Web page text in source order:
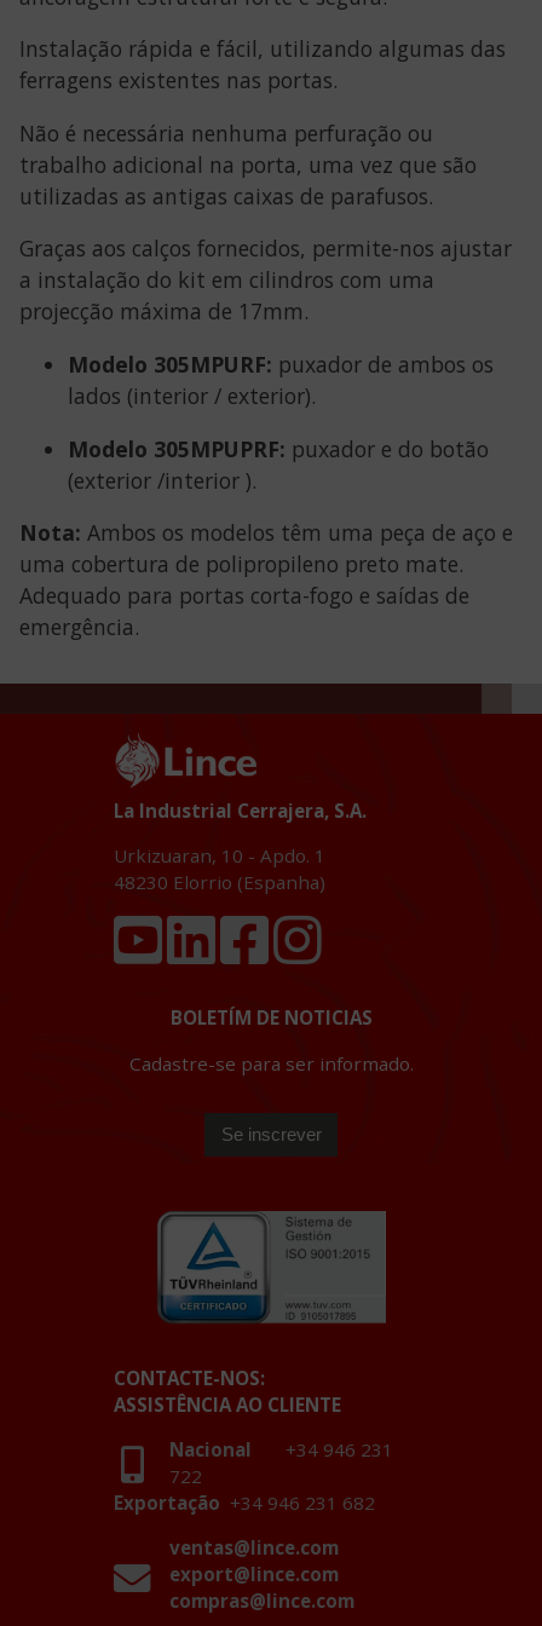
Instalação rápida e fácil, utilizando algumas das
ferragens existentes nas portas.
Não é necessária nenhuma perfuração ou
trabalho adicional na porta, uma vez que são
utilizadas as antigas caixas de parafusos.
Graças aos calços fornecidos, permite-nos ajustar
a instalação do kit em cilindros com uma
projecção máxima de 17mm.
Modelo 305MPURF: puxador de ambos os
lados (interior / exterior).
Modelo 305MPUPRF: puxador e do botão
(exterior /interior ).
Nota: Ambos os modelos têm uma peça de aço e
uma cobertura de polipropileno preto mate.
Adequado para portas corta-fogo e saídas de
emergência.
La Industrial Cerrajera, S.A.
Urkizuaran, 10 - Apdo. 1
48230 Elorrio (Espanha)
BOLETÍM DE NOTICIAS
Cadastre-se para ser informado.
CONTACTE-NOS:
ASSISTÊNCIA AO CLIENTE
Nacional +34 946 231
722
Exportação +34 946 231 682
ventas@lince.com
export@lince.com
compras@lince.com